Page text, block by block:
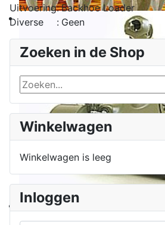
Zoeken in de Shop
Winkelwagen
Winkelwagen is leeg
Inloggen
Uitvoering: Backhoe Loader
Diverse
: Geen